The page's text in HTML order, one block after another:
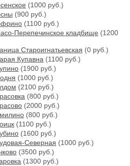
(1000 руб.)
(900 руб.)
(1100 руб.)
Перепечинское кладбище (1200
Староигнатьевская (0 руб.)
Купавна (1100 руб.)
(1900 руб.)
(1000 руб.)
(2100 руб.)
(800 руб.)
(2000 руб.)
(800 руб.)
(1100 руб.)
(1600 руб.)
Северная (1000 руб.)
(3500 руб.)
(1300 руб.)